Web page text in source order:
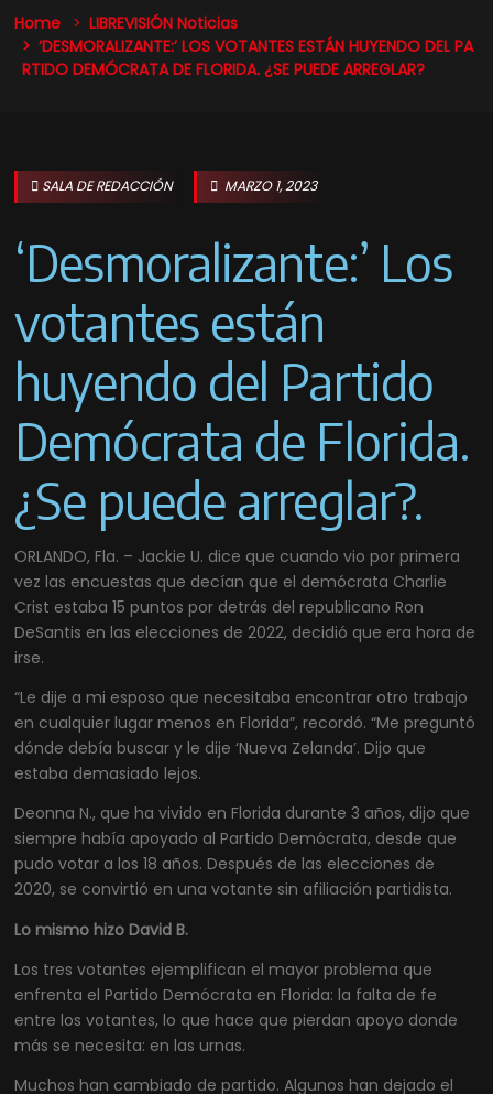
Home
LIBREVISIÓN Noticias
‘DESMORALIZANTE:’ LOS VOTANTES ESTÁN HUYENDO DEL PA
RTIDO DEMÓCRATA DE FLORIDA. ¿SE PUEDE ARREGLAR?
SALA DE REDACCIÓN MARZO 1, 2023
‘Desmoralizante:’ Los
votantes están
huyendo del Partido
Demócrata de Florida.
¿Se puede arreglar?.
ORLANDO, Fla. – Jackie U. dice que cuando vio por primera
vez las encuestas que decían que el demócrata Charlie
Crist estaba 15 puntos por detrás del republicano Ron
DeSantis en las elecciones de 2022, decidió que era hora de
irse.
“Le dije a mi esposo que necesitaba encontrar otro trabajo
en cualquier lugar menos en Florida”, recordó. “Me preguntó
dónde debía buscar y le dije ‘Nueva Zelanda’. Dijo que
estaba demasiado lejos.
Deonna N., que ha vivido en Florida durante 3 años, dijo que
siempre había apoyado al Partido Demócrata, desde que
pudo votar a los 18 años. Después de las elecciones de
2020, se convirtió en una votante sin afiliación partidista.
Lo mismo hizo David B.
Los tres votantes ejemplifican el mayor problema que
enfrenta el Partido Demócrata en Florida: la falta de fe
entre los votantes, lo que hace que pierdan apoyo donde
más se necesita: en las urnas.
Muchos han cambiado de partido. Algunos han dejado el